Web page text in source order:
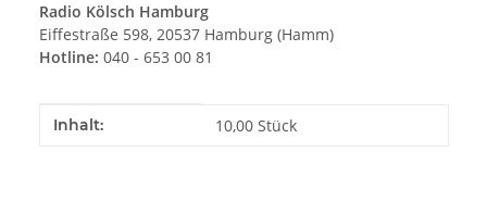
Radio Kölsch Hamburg
Eiffestraße 598, 20537 Hamburg (Hamm)
Hotline: 040 - 653 00 81
Produkteigenschaft
Wert
Inhalt: 10,00 Stück